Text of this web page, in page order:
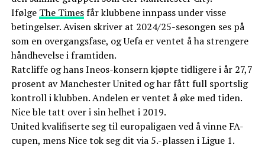
Ifølge The Timesfår klubbene innpass under visse
betingelser. Avisen skriver at 2024/25-sesongen ses på
som en overgangsfase, og Uefa er ventet å ha strengere
håndhevelse i framtiden.
Ratcliffe og hans Ineos-konsern kjøpte tidligere i år 27,7
prosent av Manchester United og har fått full sportslig
kontroll i klubben. Andelen er ventet å øke med tiden.
Nice ble tatt over i sin helhet i 2019.
United kvalifiserte seg til europaligaen ved å vinne FA-
cupen, mens Nice tok seg dit via 5.-plassen i Ligue 1.